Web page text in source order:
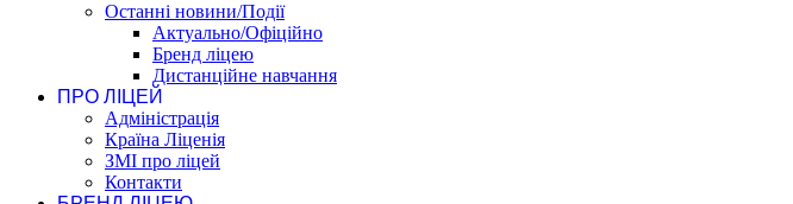
Останні новини/Події
Актуально/Офіційно
Бренд ліцею
Дистанційне навчання
ПРО ЛІЦЕЙ
Адміністрація
Країна Ліценія
ЗМІ про ліцей
Контакти